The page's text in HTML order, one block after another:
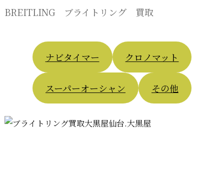
BREITLING ブライトリング 買取
ナビタイマー クロノマット
スーパーオーシャン その他